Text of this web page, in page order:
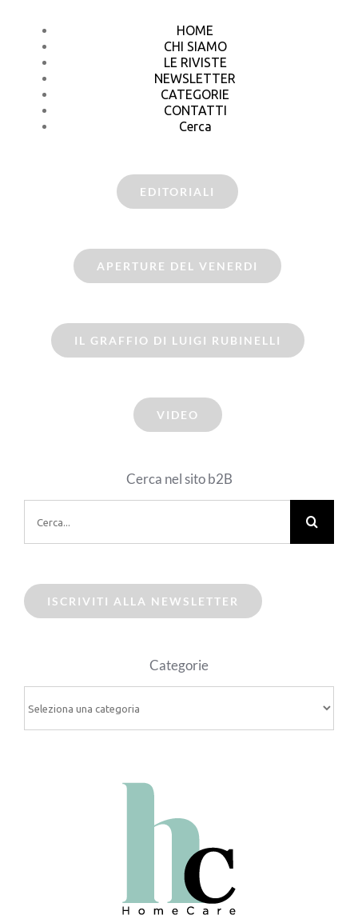
HOME
CHI SIAMO
LE RIVISTE
NEWSLETTER
CATEGORIE
CONTATTI
Cerca
EDITORIALI
APERTURE DEL VENERDI
IL GRAFFIO DI LUIGI RUBINELLI
VIDEO
Cerca nel sito b2B
per:
ISCRIVITI ALLA NEWSLETTER
Categorie